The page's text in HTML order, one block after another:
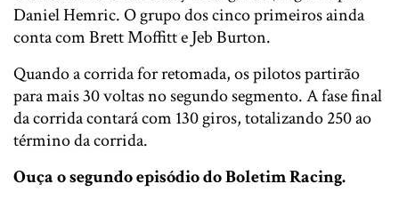
Daniel Hemric. O grupo dos cinco primeiros ainda
conta com Brett Moffitt e Jeb Burton.
Quando a corrida for retomada, os pilotos partirão
para mais 30 voltas no segundo segmento. A fase final
da corrida contará com 130 giros, totalizando 250 ao
término da corrida.
Ouça o segundo episódio do Boletim Racing.